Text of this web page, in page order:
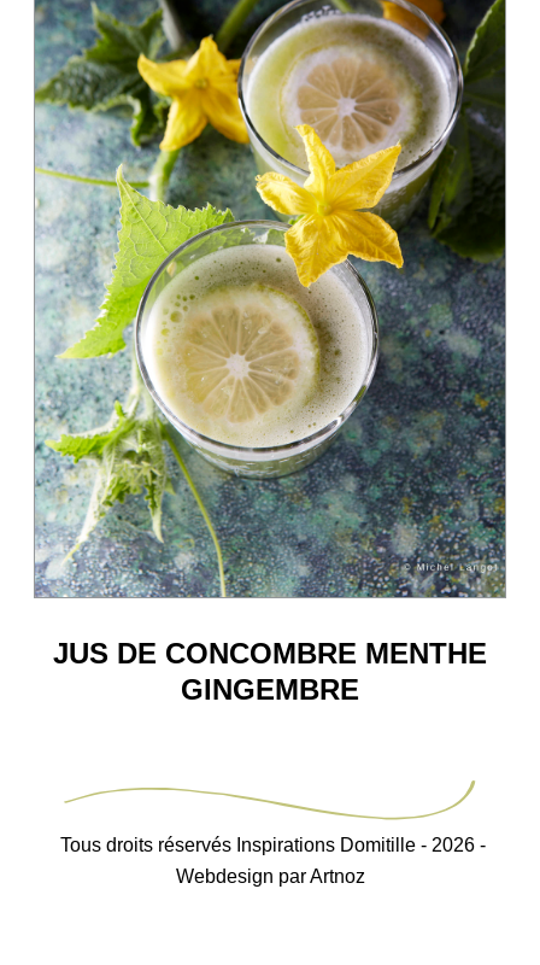
JUS DE CONCOMBRE MENTHE
GINGEMBRE
Tous droits réservés Inspirations Domitille - 2026 -
Webdesign par Artnoz